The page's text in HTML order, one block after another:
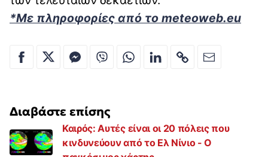
*Με πληροφορίες από το meteoweb.eu
Διαβάστε επίσης
Καιρός: Αυτές είναι οι 20 πόλεις που
κινδυνεύουν από το Ελ Νίνιο - Ο